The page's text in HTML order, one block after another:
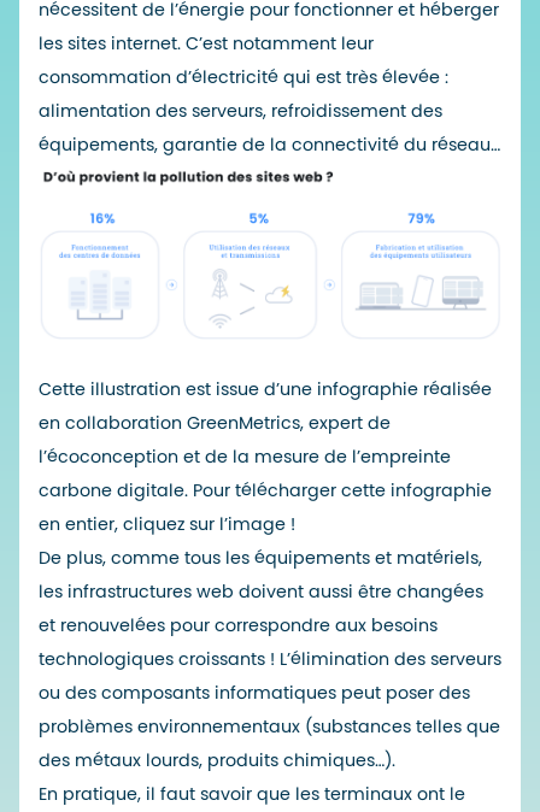
nécessitent de l’énergie pour fonctionner et héberger
les sites internet. C’est notamment leur
consommation d’électricité qui est très élevée :
alimentation des serveurs, refroidissement des
équipements, garantie de la connectivité du réseau…
Cette illustration est issue d’une infographie réalisée
en collaboration GreenMetrics, expert de
l’écoconception et de la mesure de l’empreinte
carbone digitale. Pour télécharger cette infographie
en entier, cliquez sur l’image !
De plus, comme tous les équipements et matériels,
les infrastructures web doivent aussi être changées
et renouvelées pour correspondre aux besoins
technologiques croissants ! L’élimination des serveurs
ou des composants informatiques peut poser des
problèmes environnementaux (substances telles que
des métaux lourds, produits chimiques…).
En pratique, il faut savoir que les terminaux ont le